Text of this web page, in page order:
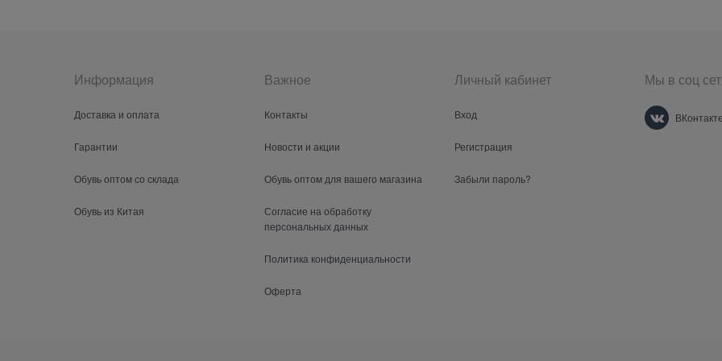
Информация
Доставка и оплата
Гарантии
Обувь оптом со склада
Обувь из Китая
Важное
Контакты
Новости и акции
Обувь оптом для вашего магазина
Согласие на обработку
персональных данных
Политика конфиденциальности
Оферта
Личный кабинет
Вход
Регистрация
Забыли пароль?
Мы в соц